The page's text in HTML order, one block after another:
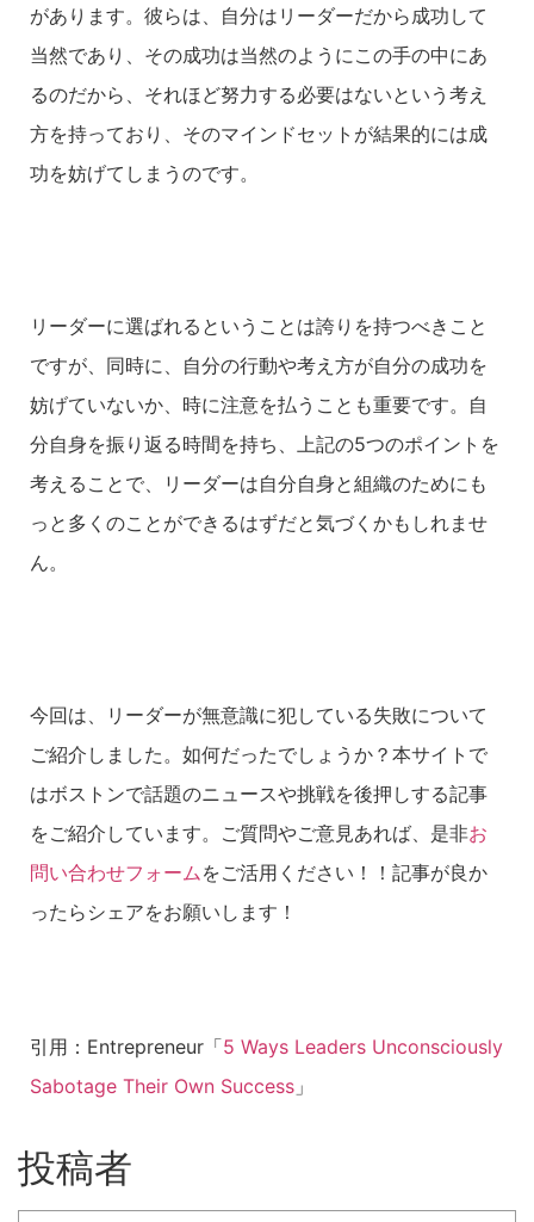
があります。彼らは、自分はリーダーだから成功して
当然であり、その成功は当然のようにこの手の中にあ
るのだから、それほど努力する必要はないという考え
方を持っており、そのマインドセットが結果的には成
功を妨げてしまうのです。
リーダーに選ばれるということは誇りを持つべきこと
ですが、同時に、自分の行動や考え方が自分の成功を
妨げていないか、時に注意を払うことも重要です。自
分自身を振り返る時間を持ち、上記の5つのポイントを
考えることで、リーダーは自分自身と組織のためにも
っと多くのことができるはずだと気づくかもしれませ
ん。
今回は、リーダーが無意識に犯している失敗について
ご紹介しました。如何だったでしょうか？ 本サイトで
はボストンで話題のニュースや挑戦を後押しする記事
をご紹介しています。ご質問やご意見あれば、是非お
問い合わせフォーム をご活用ください！！記事が良か
ったらシェアをお願いします！
引用：Entrepreneur「5 Ways Leaders Unconsciously
Sabotage Their Own Success 」
投稿者